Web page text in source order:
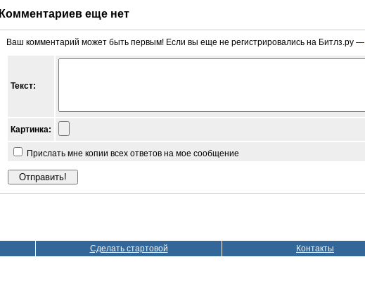
Комментариев еще нет
Ваш комментарий может быть первым! Если вы еще не регистрировались на Битлз.ру —
Текст:
Картинка:
Прислать мне копии всех ответов на мое сообщение
Сделать стартовой Контакты